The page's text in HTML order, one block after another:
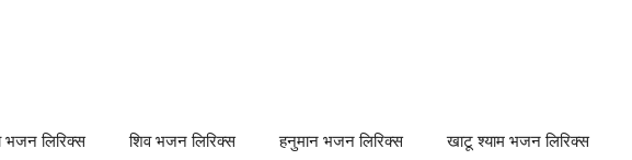
भजन लिरिक्स शिव भजन लिरिक्स हनुमान भजन लिरिक्स खाटू श्याम भजन लिरिक्स